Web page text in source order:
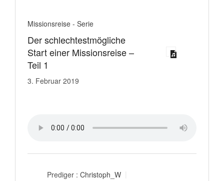
Missionsreise - Serie
Der schlechtestmögliche
Start einer Missionsreise –
Teil 1
3. Februar 2019
Prediger : Christoph_W